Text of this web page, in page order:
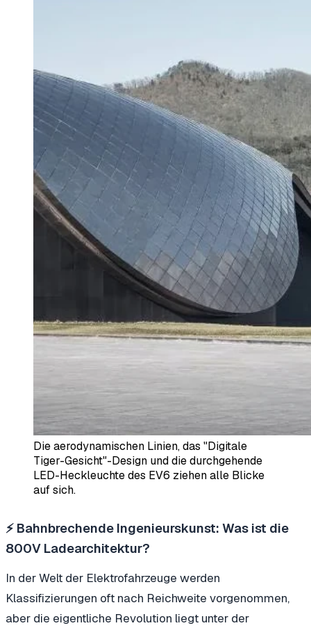
Die aerodynamischen Linien, das "Digitale
Tiger-Gesicht"-Design und die durchgehende
LED-Heckleuchte des EV6 ziehen alle Blicke
auf sich.
⚡ Bahnbrechende Ingenieurskunst: Was ist die
800V Ladearchitektur?
In der Welt der Elektrofahrzeuge werden
Klassifizierungen oft nach Reichweite vorgenommen,
aber die eigentliche Revolution liegt unter der